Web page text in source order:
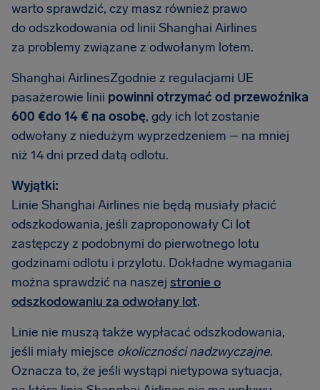
warto sprawdzić, czy masz również prawo
do odszkodowania od linii Shanghai Airlines
za problemy związane z odwołanym lotem.
Shanghai AirlinesZgodnie z regulacjami UE
pasażerowie linii powinni otrzymać od przewoźnika
600 €do 14 € na osobę, gdy ich lot zostanie
odwołany z niedużym wyprzedzeniem – na mniej
niż 14 dni przed datą odlotu.
Wyjątki:
Linie Shanghai Airlines nie będą musiały płacić
odszkodowania, jeśli zaproponowały Ci lot
zastępczy z podobnymi do pierwotnego lotu
godzinami odlotu i przylotu. Dokładne wymagania
można sprawdzić na naszej stronie o
odszkodowaniu za odwołany lot.
Linie nie muszą także wypłacać odszkodowania,
jeśli miały miejsce okoliczności nadzwyczajne.
Oznacza to, że jeśli wystąpi nietypowa sytuacja,